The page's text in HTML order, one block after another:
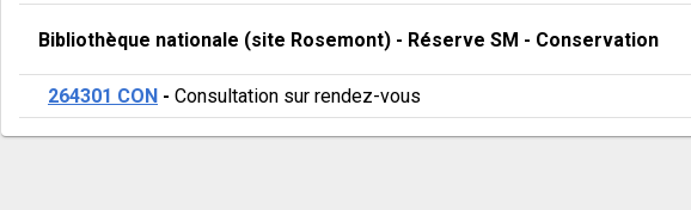
the
North
Pole,
1818-
Bibliothèque nationale (site Rosemont) - Réserve SM - Conservation
264301 CON - Consultation sur rendez-vous